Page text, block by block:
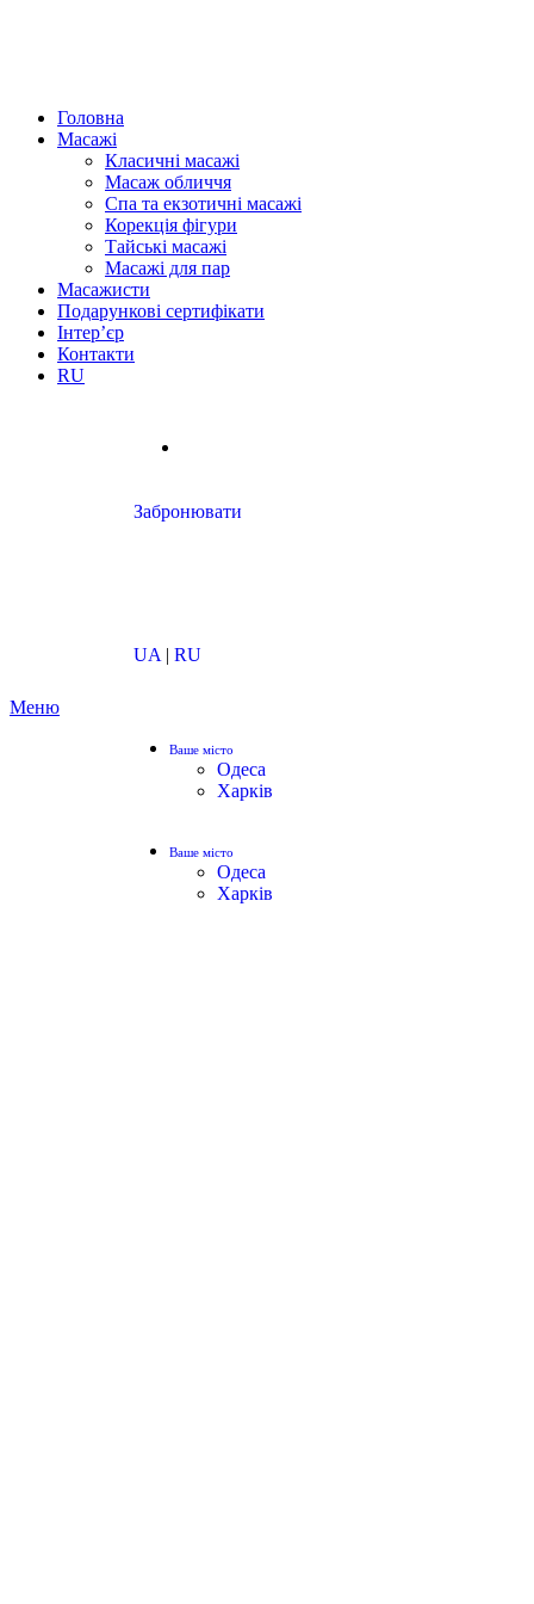
Головна
Масажі
Класичні масажі
Масаж обличчя
Спа та екзотичні масажі
Корекція фігури
Тайські масажі
Масажі для пар
Масажисти
Подарункові сертифікати
Інтер’єр
Контакти
RU
Забронювати
UA | RU
Меню
Ваше місто
Одеса
Харків
Ваше місто
Одеса
Харків